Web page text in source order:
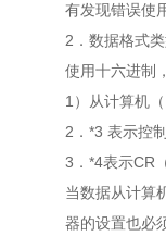
有发现错误使
2．数据格式
使用十六进制
1）从计算机
2．*3 表示控
3．*4表示CR
当数据从计算
器的设置也必